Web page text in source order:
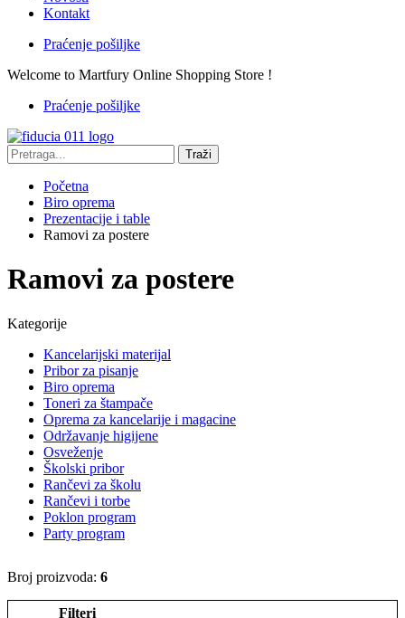
Kontakt
Praćenje pošiljke
Welcome to Martfury Online Shopping Store !
Praćenje pošiljke
Traži
Početna
Biro oprema
Prezentacije i table
Ramovi za postere
Ramovi za postere
Kategorije
Kancelarijski materijal
Pribor za pisanje
Biro oprema
Toneri za štampače
Oprema za kancelarije i magacine
Održavanje higijene
Osveženje
Školski pribor
Rančevi za školu
Rančevi i torbe
Poklon program
Party program
Broj proizvoda: 6
Filteri